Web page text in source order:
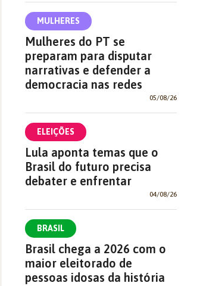
MULHERES
Mulheres do PT se
preparam para disputar
narrativas e defender a
democracia nas redes
05/08/26
ELEIÇÕES
Lula aponta temas que o
Brasil do futuro precisa
debater e enfrentar
04/08/26
BRASIL
Brasil chega a 2026 com o
maior eleitorado de
pessoas idosas da história